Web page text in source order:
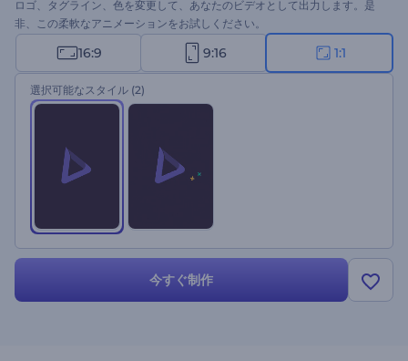
ロゴ、タグライン、色を変更して、あなたのビデオとして出力します。是
非、この柔軟なアニメーションをお試しください。
16:9 9:16 1:1
選択可能なスタイル (2)
今すぐ制作